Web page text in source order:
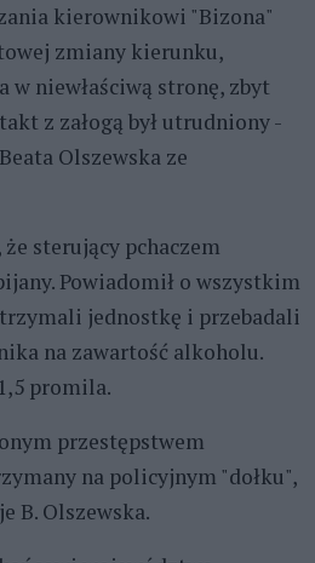
kierownikowi "Bizona"
zmiany kierunku,
w niewłaściwą stronę, zbyt
z załogą był utrudniony -
Olszewska ze
sterujący pchaczem
Powiadomił o wszystkim
jednostkę i przebadali
na zawartość alkoholu.
promila.
przestępstwem
na policyjnym "dołku",
B. Olszewska.